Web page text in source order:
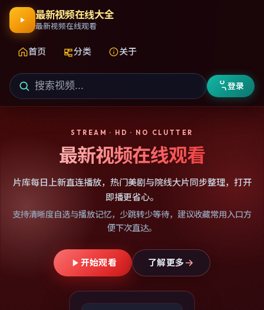
最新视频在线大全
最新视频在线观看
首页 分类 关于
登录
STREAM · HD · NO CLUTTER
最新视频在线观看
片库每日上新直连播放，热门美剧与院线大片同步整理，打开
即播更省心。
支持清晰度自选与播放记忆，少跳转少等待，建议收藏常用入口方
便下次直达。
开始观看 了解更多